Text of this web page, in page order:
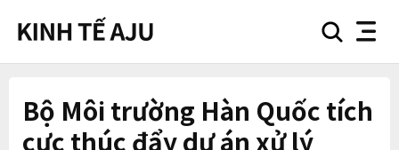
searchnav
Bộ Môi trường Hàn Quốc tích
cực thúc đẩy dự án xử lý